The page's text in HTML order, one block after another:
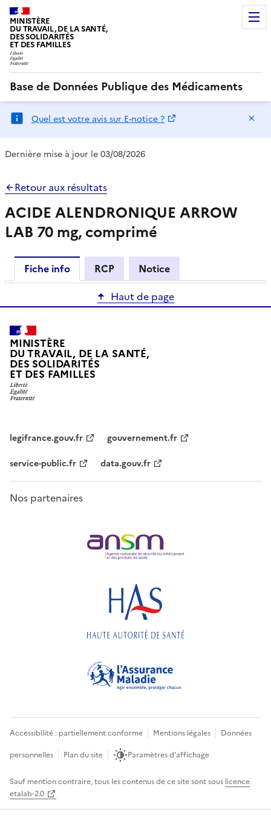
MINISTÈRE
DU TRAVAIL, DE LA SANTÉ,
DES SOLIDARITÉS
ET DES FAMILLES
Base de Données Publique des Médicaments
Quel est votre avis sur E-notice ?
Dernière mise à jour le 03/08/2026
Retour aux résultats
ACIDE ALENDRONIQUE ARROW
LAB 70 mg, comprimé
Fiche info RCP
Notice
Haut de page
MINISTÈRE
DU TRAVAIL, DE LA SANTÉ,
DES SOLIDARITÉS
ET DES FAMILLES
legifrance.gouv.fr
gouvernement.fr
service-public.fr
data.gouv.fr
Nos partenaires
Accessibilité : partiellement conforme Mentions légales
Données
personnelles
Plan du site Paramètres d'affichage
Sauf mention contraire, tous les contenus de ce site sont sous licence
etalab-2.0